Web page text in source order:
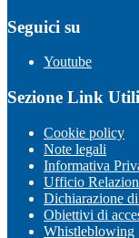
Seguici su
Youtube
Sezione Link Utili
Cookie policy
Note legali
Informativa
Ufficio
Dichiarazione
Obiettivi di
Whistleblowing